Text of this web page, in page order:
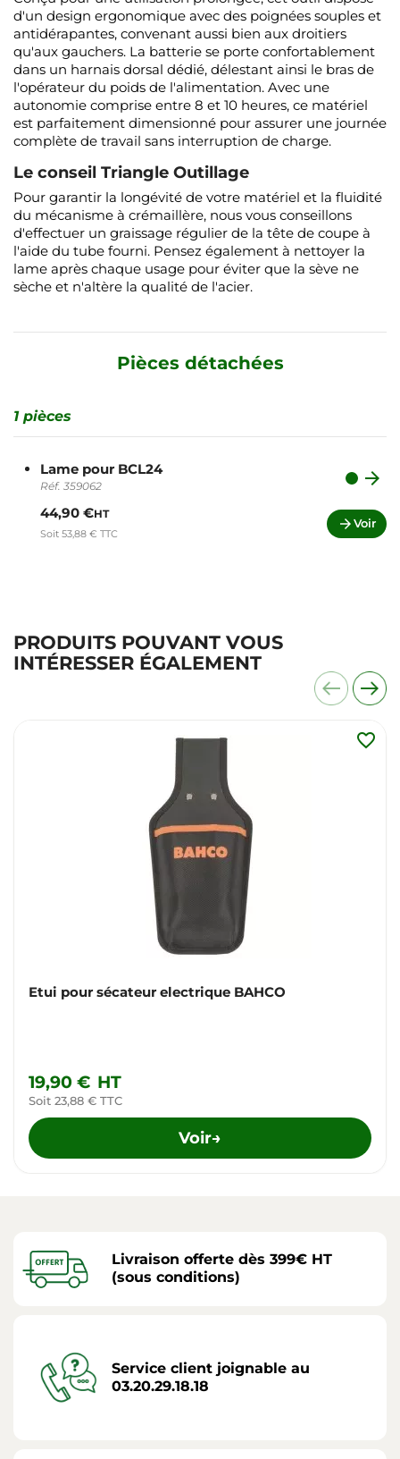
d'un design ergonomique avec des poignées souples et
antidérapantes, convenant aussi bien aux droitiers
qu'aux gauchers. La batterie se porte confortablement
dans un harnais dorsal dédié, délestant ainsi le bras de
l'opérateur du poids de l'alimentation. Avec une
autonomie comprise entre 8 et 10 heures, ce matériel
est parfaitement dimensionné pour assurer une journée
complète de travail sans interruption de charge.
Le conseil Triangle Outillage
Pour garantir la longévité de votre matériel et la fluidité
du mécanisme à crémaillère, nous vous conseillons
d'effectuer un graissage régulier de la tête de coupe à
l'aide du tube fourni. Pensez également à nettoyer la
lame après chaque usage pour éviter que la sève ne
sèche et n'altère la qualité de l'acier.
Pièces détachées
1 pièces
Lame pour BCL24
Réf. 359062 
44,90 €HT
Soit 53,88 € TTC
Voir
PRODUITS POUVANT VOUS
INTÉRESSER ÉGALEMENT
Etui pour sécateur electrique BAHCO
19,90 € HT
Soit 23,88 € TTC
Voir→
favorite_border
Livraison offerte dès 399€ HT
(sous conditions)
Service client joignable au
03.20.29.18.18